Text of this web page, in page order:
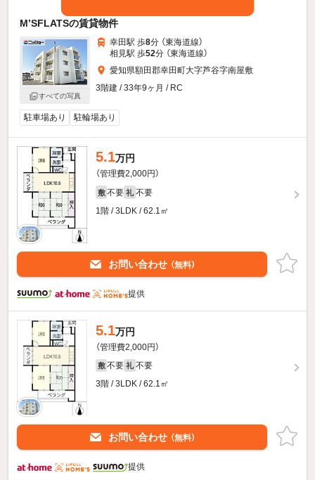
M’SFLATSの賃貸物件
すべての写真
幸田駅 歩8分 （東海道線）
相見駅 歩52分 （東海道線）
愛知県額田郡幸田町大字芦谷字南屋敷
3階建 / 33年9ヶ月 / RC
駐車場あり 駐輪場あり
5.1万円
（管理費2,000円）
敷 不要 礼 不要
1階 / 3LDK / 62.1㎡
お問い合わせ （無料）
提供
5.1万円
（管理費2,000円）
敷 不要 礼 不要
3階 / 3LDK / 62.1㎡
お問い合わせ （無料）
提供